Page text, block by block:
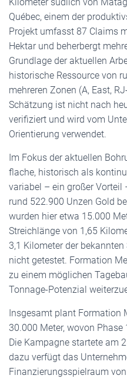
Québec, einem der
Projekt umfasst 87 Claims
Hektar und beherbergt
Grundlage der aktuellen
historische Ressource von
mehreren Zonen (A, East,
Schätzung ist nicht nach
verifiziert und wird vom
Orientierung verwendet.
Im Fokus der aktuellen
flache, historisch als
variabel – ein großer Vorteil
rund 522.900 Unzen Gold
wurden hier etwa 15.000
Streichlänge von 1,65
3,1 Kilometer der
nicht getestet. Formation
zu einem möglichen
Tonnage-Potenzial
Insgesamt plant Formation
30.000 Meter, wovon
Die Kampagne startete am
dazu verfügt das
Finanzierungsspielraum